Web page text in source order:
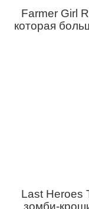
Farmer Girl
которая
Last Heroes
зомби-